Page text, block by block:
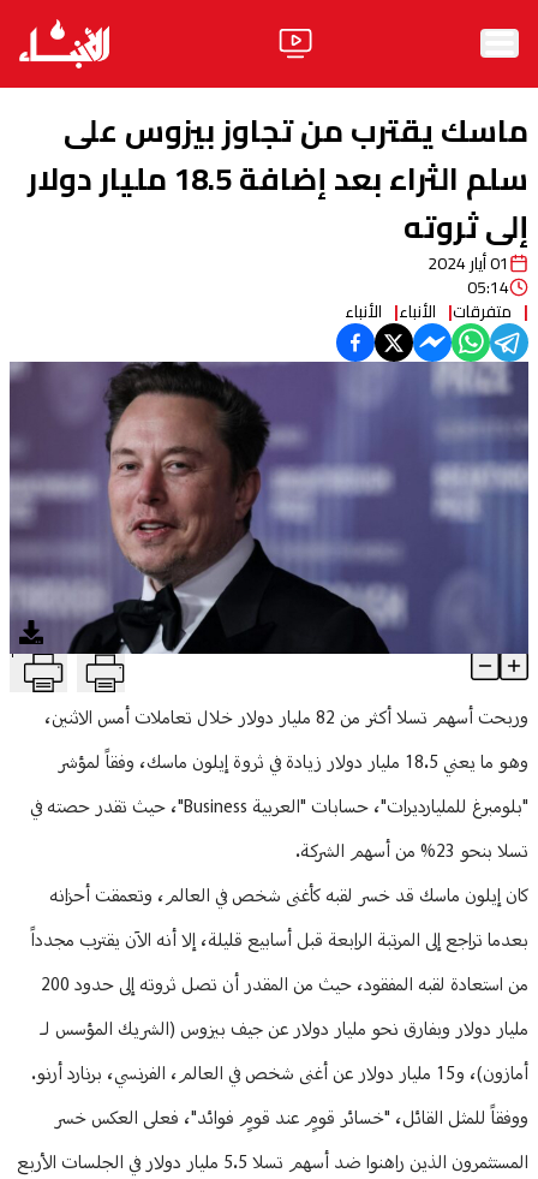
الأخبار
ثقافة ومجتمع
منوعات
آراء
فيديو
مواقف
وليد جنبلاط
الحزب
ابحث
ماسك يقترب من تجاوز بيزوس على
سلم الثراء بعد إضافة 18.5 مليار دولار
إلى ثروته
01 أيار 2024
05:14
متفرقات الأنباء الأنباء
ماسك يقترب من تجاوز بيزوس على سلم الثراء بعد إضافة 18.5 مليار دولار إلى ثروته T
Article Content
وربحت أسهم تسلا أكثر من 82 مليار دولار خلال تعاملات أمس الاثنين،
وهو ما يعني 18.5 مليار دولار زيادة في ثروة إيلون ماسك، وفقاً لمؤشر
"بلومبرغ للمليارديرات"، حسابات "العربية Business"، حيث تقدر حصته في
تسلا بنحو 23% من أسهم الشركة.
كان إيلون ماسك قد خسر لقبه كأغنى شخص في العالم، وتعمقت أحزانه
بعدما تراجع إلى المرتبة الرابعة قبل أسابيع قليلة، إلا أنه الآن يقترب مجدداً
من استعادة لقبه المفقود، حيث من المقدر أن تصل ثروته إلى حدود 200
مليار دولار وبفارق نحو مليار دولار عن جيف بيزوس (الشريك المؤسس لـ
أمازون)، و15 مليار دولار عن أغنى شخص في العالم، الفرنسي، برنارد أرنو.
ووفقاً للمثل القائل، "خسائر قومٍ عند قومٍ فوائد"، فعلى العكس خسر
المستثمرون الذين راهنوا ضد أسهم تسلا 5.5 مليار دولار في الجلسات الأربع